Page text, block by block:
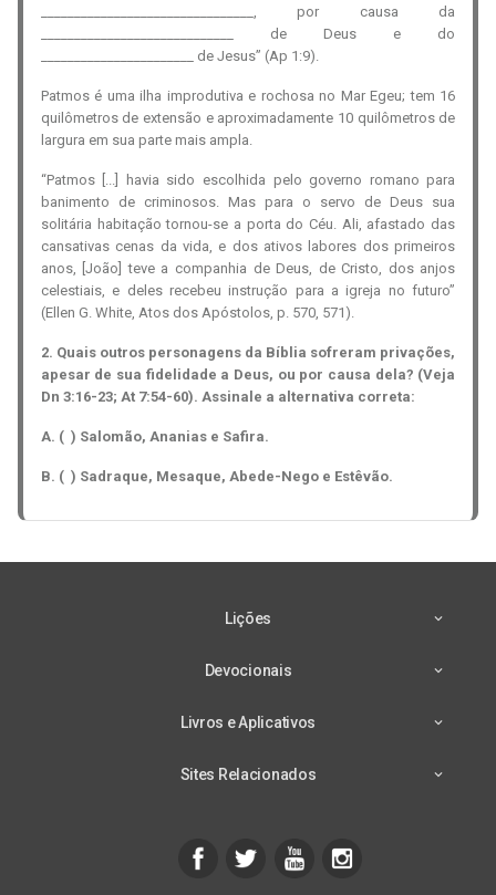
, por causa da
de Deus e do
de Jesus” (Ap 1:9).
Patmos é uma ilha improdutiva e rochosa no Mar Egeu; tem 16
quilômetros de extensão e aproximadamente 10 quilômetros de
largura em sua parte mais ampla.
“Patmos [...] havia sido escolhida pelo governo romano para
banimento de criminosos. Mas para o servo de Deus sua
solitária habitação tornou-se a porta do Céu. Ali, afastado das
cansativas cenas da vida, e dos ativos labores dos primeiros
anos, [João] teve a companhia de Deus, de Cristo, dos anjos
celestiais, e deles recebeu instrução para a igreja no futuro”
(Ellen G. White, Atos dos Apóstolos, p. 570, 571).
2. Quais outros personagens da Bíblia sofreram privações,
apesar de sua fidelidade a Deus, ou por causa dela? (Veja
Dn 3:16-23; At 7:54-60). Assinale a alternativa correta:
A. ( ) Salomão, Ananias e Safira.
B. ( ) Sadraque, Mesaque, Abede-Nego e Estêvão.
Lições
Devocionais
Livros e Aplicativos
Sites Relacionados